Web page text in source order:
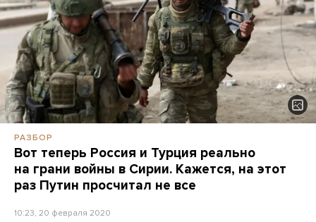
РАЗБОР
Вот теперь Россия и Турция реально
на грани войны в Сирии. Кажется, на этот
раз Путин просчитал не все
10:23, 20 февраля 2020